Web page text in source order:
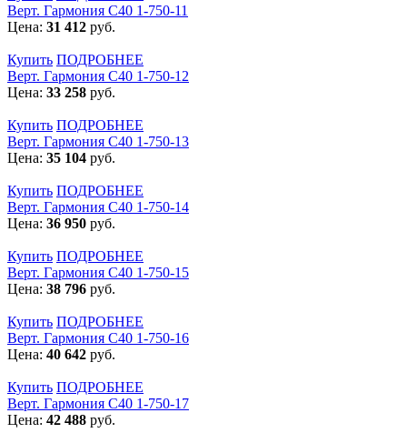
Верт. Гармония С40 1-750-11
Цена: 31 412 руб.
Купить ПОДРОБНЕЕ
Верт. Гармония С40 1-750-12
Цена: 33 258 руб.
Купить ПОДРОБНЕЕ
Верт. Гармония С40 1-750-13
Цена: 35 104 руб.
Купить ПОДРОБНЕЕ
Верт. Гармония С40 1-750-14
Цена: 36 950 руб.
Купить ПОДРОБНЕЕ
Верт. Гармония С40 1-750-15
Цена: 38 796 руб.
Купить ПОДРОБНЕЕ
Верт. Гармония С40 1-750-16
Цена: 40 642 руб.
Купить ПОДРОБНЕЕ
Верт. Гармония С40 1-750-17
Цена: 42 488 руб.